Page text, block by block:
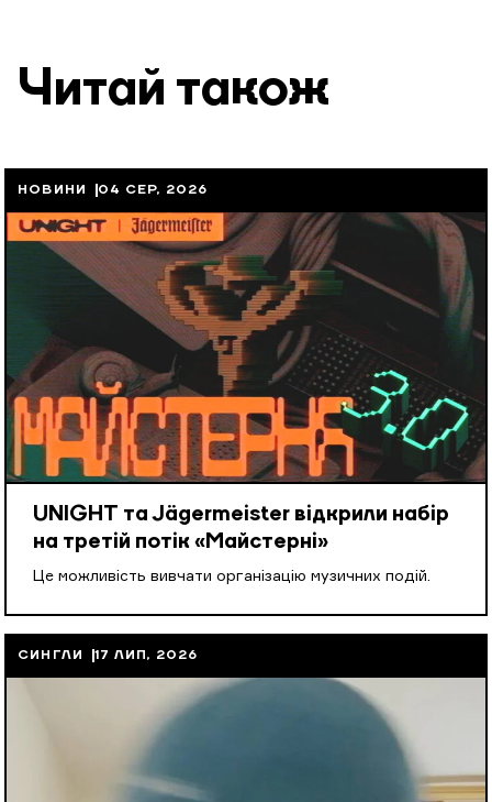
Читай також
НОВИНИ 04 СЕР, 2026
UNIGHT та Jägermeister відкрили набір
на третій потік «Майстерні»
Це можливість вивчати організацію музичних подій.
СИНГЛИ 17 ЛИП, 2026